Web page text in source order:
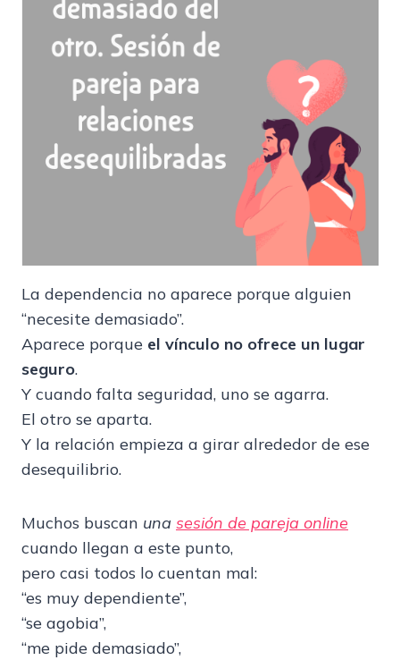
La dependencia no aparece porque alguien
“necesite demasiado”.
Aparece porque el vínculo no ofrece un lugar
seguro.
Y cuando falta seguridad, uno se agarra.
El otro se aparta.
Y la relación empieza a girar alrededor de ese
desequilibrio.
Muchos buscan una sesión de pareja online
cuando llegan a este punto,
pero casi todos lo cuentan mal:
“es muy dependiente”,
“se agobia”,
“me pide demasiado”,